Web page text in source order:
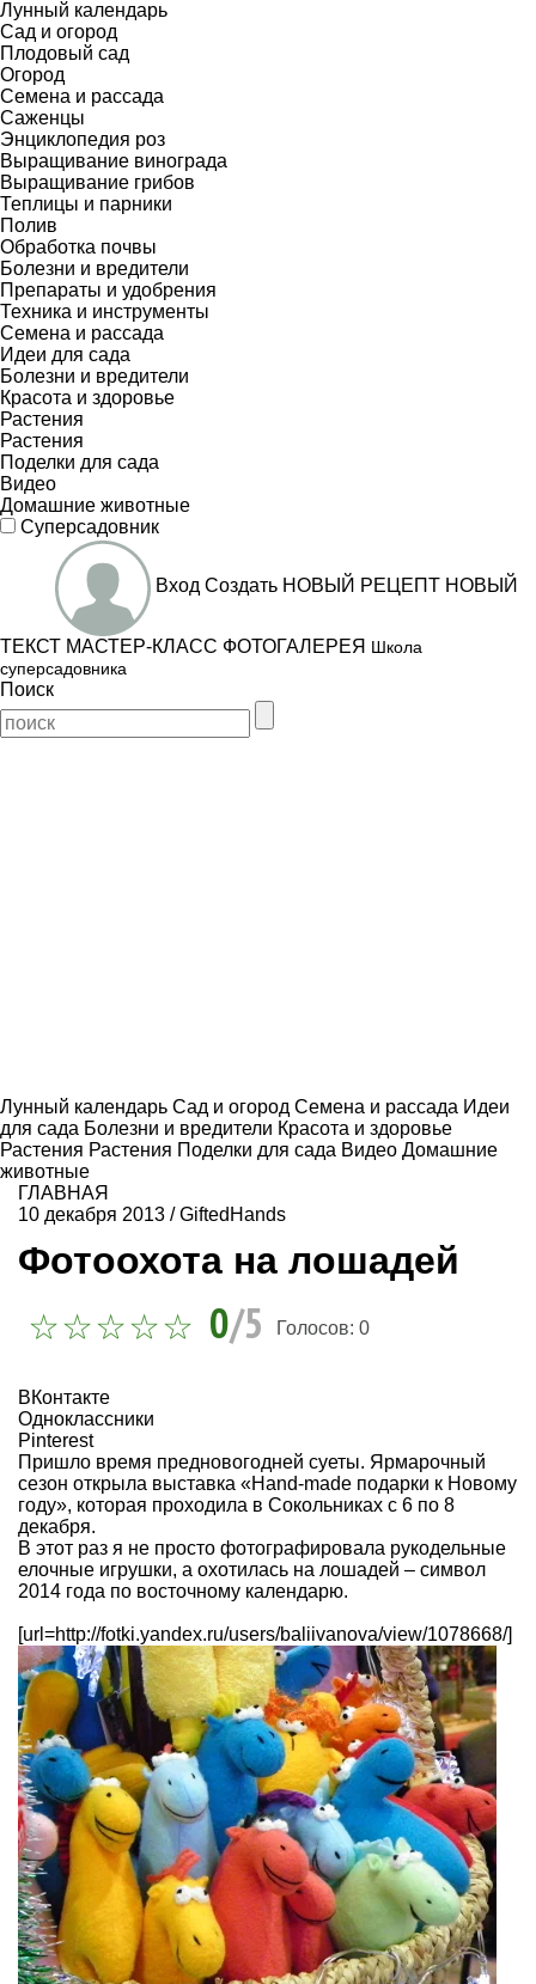
Лунный календарь
Сад и огород
Плодовый сад
Огород
Семена и рассада
Саженцы
Энциклопедия роз
Выращивание винограда
Выращивание грибов
Теплицы и парники
Полив
Обработка почвы
Болезни и вредители
Препараты и удобрения
Техника и инструменты
Семена и рассада
Идеи для сада
Болезни и вредители
Красота и здоровье
Растения
Растения
Поделки для сада
Видео
Домашние животные
Суперсадовник
Вход Создать НОВЫЙ РЕЦЕПТ НОВЫЙ
ТЕКСТ МАСТЕР-КЛАСС ФОТОГАЛЕРЕЯ Школа
суперсадовника
Поиск
Лунный календарь Сад и огород Семена и рассада Идеи
для сада Болезни и вредители Красота и здоровье
Растения Растения Поделки для сада Видео Домашние
животные
ГЛАВНАЯ
10 декабря 2013 /GiftedHands
Фотоохота на лошадей
0/5 Голосов: 0
ВКонтакте
Одноклассники
Pinterest
Пришло время предновогодней суеты. Ярмарочный
сезон открыла выставка «Hand-made подарки к Новому
году», которая проходила в Сокольниках с 6 по 8
декабря.
В этот раз я не просто фотографировала рукодельные
елочные игрушки, а охотилась на лошадей – символ
2014 года по восточному календарю.
[url=http://fotki.yandex.ru/users/baliivanova/view/1078668/]